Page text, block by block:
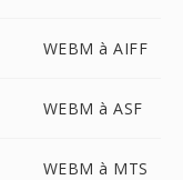
WEBM à AIFF
WEBM à ASF
WEBM à MTS